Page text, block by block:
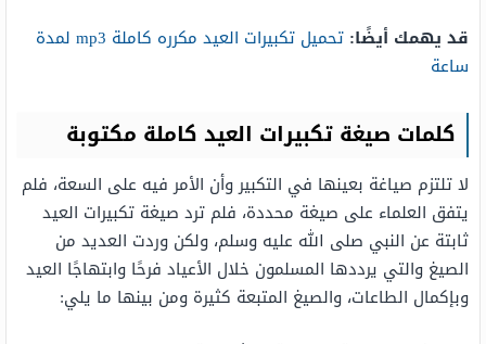
قد يهمك أيضًا:
تحميل تكبيرات العيد مكرره كاملة mp3 لمدة
ساعة
كلمات صيغة تكبيرات العيد كاملة مكتوبة
لا تلتزم صياغة بعينها في التكبير وأن الأمر فيه على السعة، فلم
يتفق العلماء على صيغة محددة، فلم ترد صيغة تكبيرات العيد
ثابتة عن النبي صلى الله عليه وسلم، ولكن وردت العديد من
الصيغ والتي يرددها المسلمون خلال الأعياد فرحًا وابتهاجًا العيد
وبإكمال الطاعات، والصيغ المتبعة كثيرة ومن بينها ما يلي: